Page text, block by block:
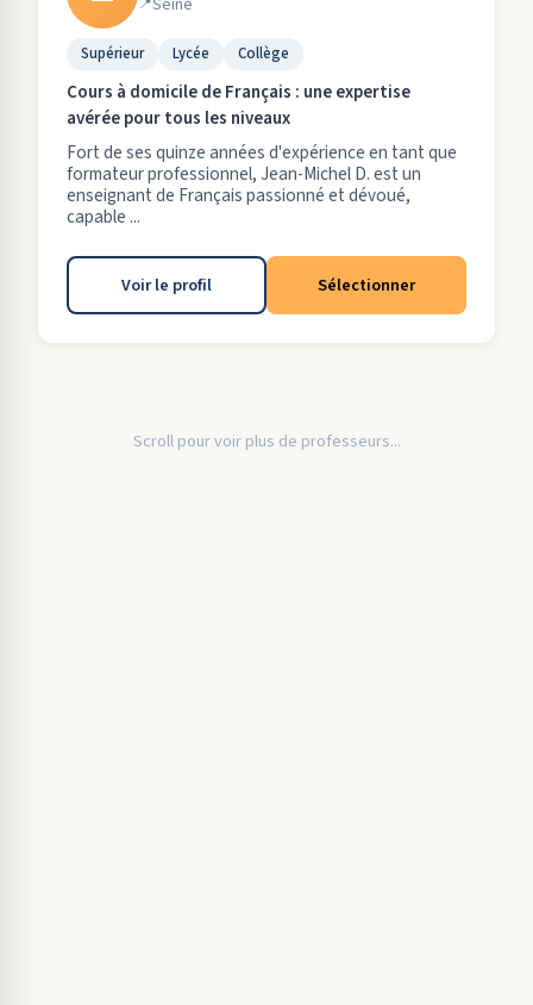
Supérieur Lycée Collège
Cours à domicile de Français : une expertise
avérée pour tous les niveaux
Fort de ses quinze années d'expérience en tant que
formateur professionnel, Jean-Michel D. est un
enseignant de Français passionné et dévoué,
capable ...
Voir le profil Sélectionner
Scroll pour voir plus de professeurs...